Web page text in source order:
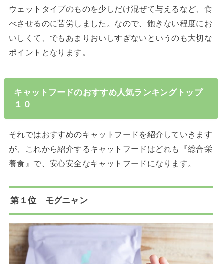
ウェットタイプのものを少しだけ混ぜて与えるなど、食
べさせるのに苦労しました。なので、飽きない程度にお
いしくて、でもあまりおいしすぎないというのも大切な
ポイントとなります。
キャットフードのおすすめ人気ランキングトップ
１０
それではおすすめのキャットフードを紹介していきます
が、これから紹介するキャットフードはどれも『総合栄
養食』で、安心安全なキャットフードになります。
第１位 モグニャン